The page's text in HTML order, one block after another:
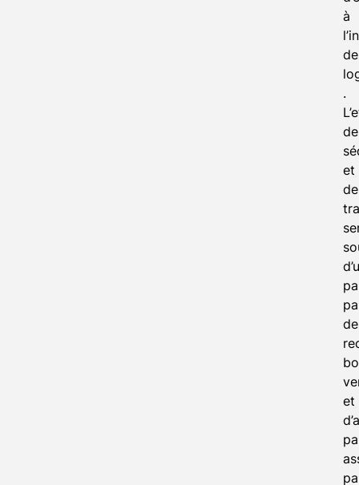
à
.
de
et
de
et